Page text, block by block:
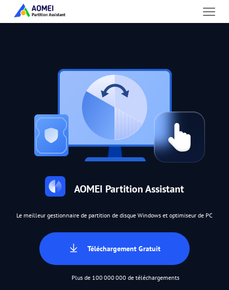
AOMEI Partition Assistant
Le meilleur gestionnaire de partition de disque Windows et optimiseur de PC
Téléchargement Gratuit
Plus de 100 000 000 de téléchargements